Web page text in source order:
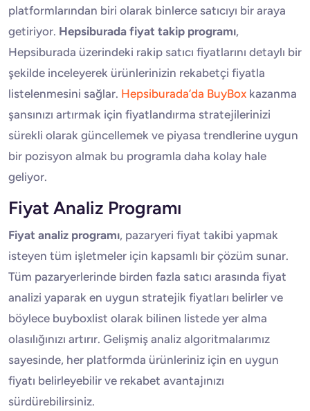
platformlarından biri olarak binlerce satıcıyı bir araya
getiriyor. Hepsiburada fiyat takip programı,
Hepsiburada üzerindeki rakip satıcı fiyatlarını detaylı bir
şekilde inceleyerek ürünlerinizin rekabetçi fiyatla
listelenmesini sağlar. Hepsiburada’da BuyBox kazanma
şansınızı artırmak için fiyatlandırma stratejilerinizi
sürekli olarak güncellemek ve piyasa trendlerine uygun
bir pozisyon almak bu programla daha kolay hale
geliyor.
Fiyat Analiz Programı
Fiyat analiz programı, pazaryeri fiyat takibi yapmak
isteyen tüm işletmeler için kapsamlı bir çözüm sunar.
Tüm pazaryerlerinde birden fazla satıcı arasında fiyat
analizi yaparak en uygun stratejik fiyatları belirler ve
böylece buyboxlist olarak bilinen listede yer alma
olasılığınızı artırır. Gelişmiş analiz algoritmalarımız
sayesinde, her platformda ürünleriniz için en uygun
fiyatı belirleyebilir ve rekabet avantajınızı
sürdürebilirsiniz.